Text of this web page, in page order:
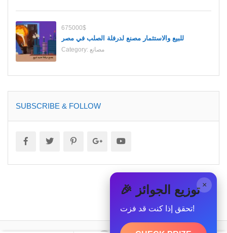
675000$
للبيع والاستثمار مصنع لدرفلة الصلب في مصر
Category: مصانع
SUBSCRIBE & FOLLOW
× 🎉 توزيع الجوائز
تحقق إذا كنت قد فزت!